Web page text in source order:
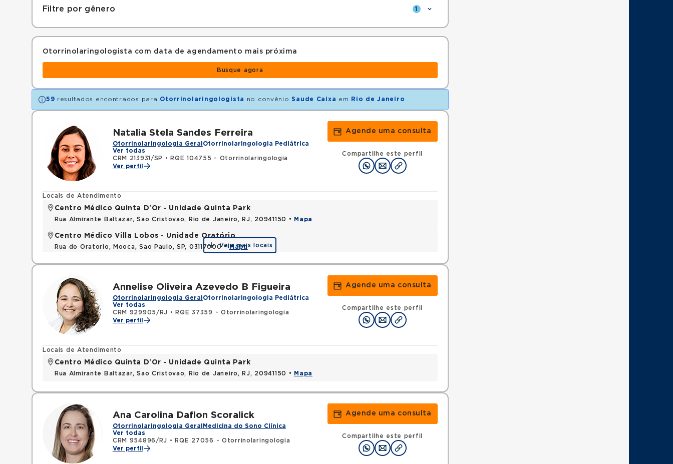
Filtre por gênero 1
Otorrinolaringologista com data de agendamento mais próxima
Busque agora
59 resultados encontrados para Otorrinolaringologista no convênio Saude Caixa em Rio de Janeiro
Natalia Stela Sandes Ferreira
Otorrinolaringologia Geral Otorrinolaringologia Pediátrica
Ver todas
CRM 213931/SP
•
RQE 104755 - Otorrinolaringologia
Ver perfil
Agende uma consulta
Compartilhe este perfil
Locais de Atendimento
Centro Médico Quinta D'Or - Unidade Quinta Park
Rua Almirante Baltazar, Sao Cristovao, Rio de Janeiro, RJ, 20941150 • Mapa
Centro Médico Villa Lobos - Unidade Oratório
Rua do Oratorio, Mooca, Sao Paulo, SP, 03117000 •Mapa
Veja mais locais
Annelise Oliveira Azevedo B Figueira
Otorrinolaringologia Geral Otorrinolaringologia Pediátrica
Ver todas
CRM 929905/RJ •
RQE 37359 - Otorrinolaringologia
Ver perfil
Agende uma consulta
Compartilhe este perfil
Locais de Atendimento
Centro Médico Quinta D'Or - Unidade Quinta Park
Rua Almirante Baltazar, Sao Cristovao, Rio de Janeiro, RJ, 20941150 • Mapa
Ana Carolina Daflon Scoralick
Otorrinolaringologia Geral Medicina do Sono Clínica
Ver todas
CRM 954896/RJ •
RQE 27056 - Otorrinolaringologia
Ver perfil
Agende uma consulta
Compartilhe este perfil